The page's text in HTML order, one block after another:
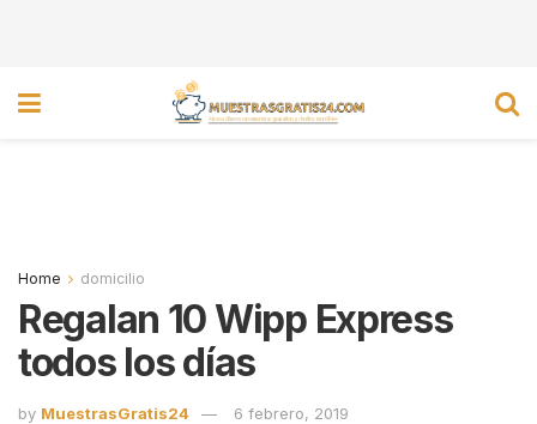
Home domicilio
Regalan 10 Wipp Express
todos los días
by MuestrasGratis24 6 febrero, 2019